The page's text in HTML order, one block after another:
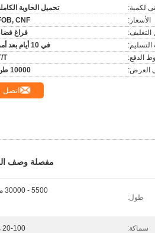
لكمية:
تحميل الحاوية
الأسعار:
CNF
التغليف:
فراغ
في 10 أيام بعد أمر
الدفع:
T
العرض:
10000 طن
اتصل
مفصلة وصف
طول:
5500 - 30000 ملم
سماكة: 20-100 مم